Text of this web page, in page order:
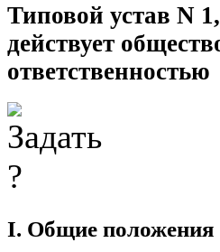
Типовой устав N
действует
ответственностью
I. Общие положения